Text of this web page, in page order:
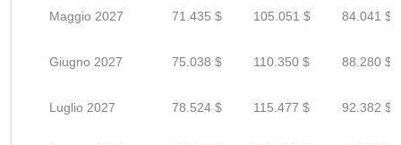
Maggio 2027 71.435 $ 105.051 $ 84.041 $
Giugno 2027 75.038 $ 110.350 $ 88.280 $
Luglio 2027 78.524 $ 115.477 $ 92.382 $